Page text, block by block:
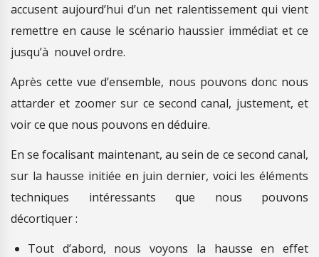
accusent aujourd’hui d’un net ralentissement qui vient
remettre en cause le scénario haussier immédiat et ce
jusqu’à nouvel ordre.
Après cette vue d’ensemble, nous pouvons donc nous
attarder et zoomer sur ce second canal, justement, et
voir ce que nous pouvons en déduire.
En se focalisant maintenant, au sein de ce second canal,
sur la hausse initiée en juin dernier, voici les éléments
techniques intéressants que nous pouvons
décortiquer :
Tout d’abord, nous voyons la hausse en effet